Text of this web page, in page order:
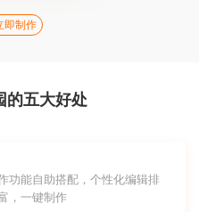
即制作
的五大好处
功能自助搭配，个性化编辑排
，一键制作